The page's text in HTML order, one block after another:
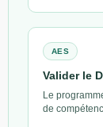
AES
Valider le
Le
de